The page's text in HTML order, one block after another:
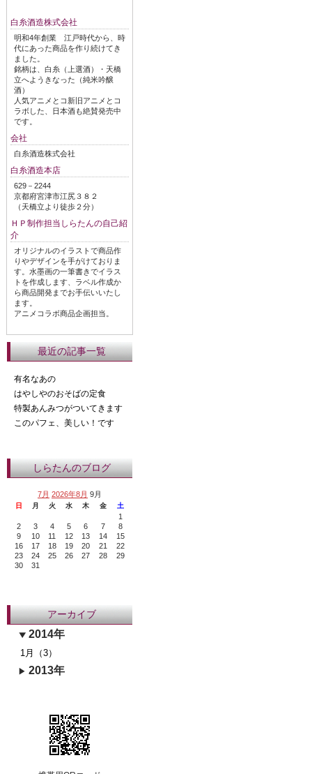
白糸酒造株式会社
明和4年創業 江戸時代から、時
代にあった商品を作り続けてき
ました。
銘柄は、白糸（上選酒）・天橋
立へようきなった（純米吟醸
酒）
人気アニメとコ新旧アニメとコ
ラボした、日本酒も絶賛発売中
です。
会社
白糸酒造株式会社
白糸酒造本店
629－2244
京都府宮津市江尻３８２
（天橋立より徒歩２分）
ＨＰ制作担当しらたんの自己紹
介
オリジナルのイラストで商品作
りやデザインを手がけておりま
す。水墨画の一筆書きでイラス
トを作成します、ラベル作成か
ら商品開発までお手伝いいたし
ます。
アニメコラボ商品企画担当。
最近の記事一覧
有名なあの
はやしやのおそばの定食
特製あんみつがついてきます
このパフェ、美しい！です
しらたんのブログ
7月 2026年8月 9月
日 月 火 水 木 金 土
1
2
3 4 5 6 7
8
9
10 11 12 13 14
15
16
17 18 19 20 21
22
23
24 25 26 27 28
29
30
31
アーカイブ
2014年
1月（3）
2013年